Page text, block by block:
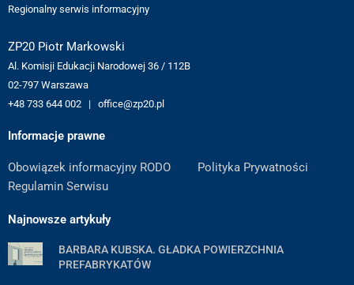
Regionalny serwis informacyjny
ZP20 Piotr Markowski
Al. Komisji Edukacji Narodowej 36 / 112B
02-797 Warszawa
+48 733 644 002 | office@zp20.pl
Informacje prawne
Obowiązek informacyjny RODO
Polityka Prywatności
Regulamin Serwisu
Najnowsze artykuły
BARBARA KUBSKA. GŁADKA POWIERZCHNIA
PREFABRYKATÓW